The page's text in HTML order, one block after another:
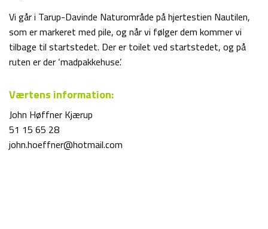
Vi går i Tarup-Davinde Naturområde på hjertestien Nautilen,
som er markeret med pile, og når vi følger dem kommer vi
tilbage til startstedet. Der er toilet ved startstedet, og på
ruten er der ‘madpakkehuse’.
Værtens information:
John Høffner Kjærup
51 15 65 28
john.hoeffner@hotmail.com